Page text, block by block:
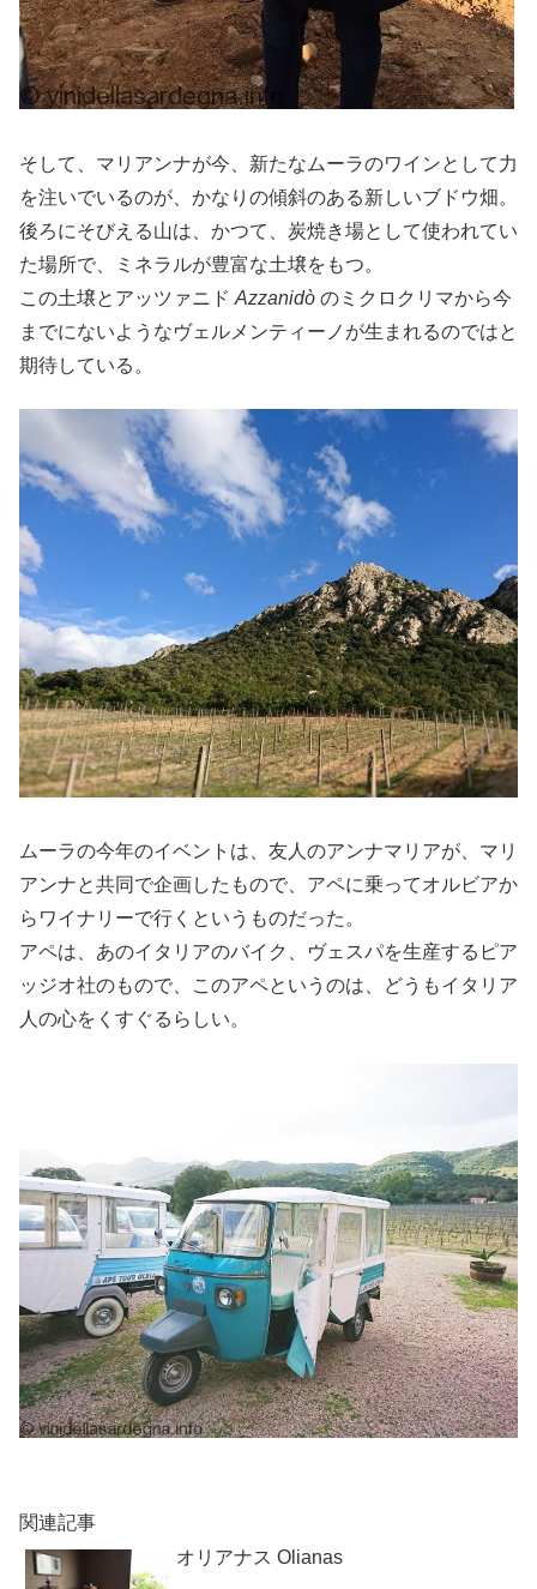
そして、マリアンナが今、新たなムーラのワインとして力
を注いでいるのが、かなりの傾斜のある新しいブドウ畑。
後ろにそびえる山は、かつて、炭焼き場として使われてい
た場所で、ミネラルが豊富な土壌をもつ。
この土壌とアッツァニド Azzanidò のミクロクリマから今
までにないようなヴェルメンティーノが生まれるのではと
期待している。
ムーラの今年のイベントは、友人のアンナマリアが、マリ
アンナと共同で企画したもので、アペに乗ってオルビアか
らワイナリーで行くというものだった。
アペは、あのイタリアのバイク、ヴェスパを生産するピア
ッジオ社のもので、このアペというのは、どうもイタリア
人の心をくすぐるらしい。
関連記事
オリアナス Olianas